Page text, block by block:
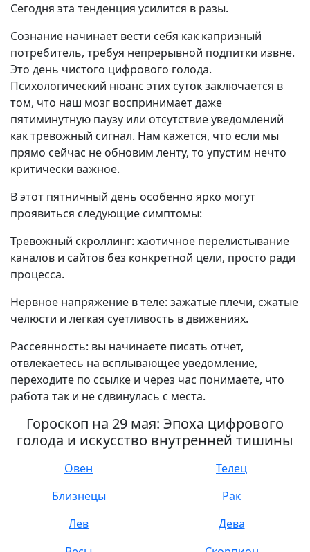
Сегодня эта тенденция усилится в разы.
Сознание начинает вести себя как капризный
потребитель, требуя непрерывной подпитки извне.
Это день чистого цифрового голода.
Психологический нюанс этих суток заключается в
том, что наш мозг воспринимает даже
пятиминутную паузу или отсутствие уведомлений
как тревожный сигнал. Нам кажется, что если мы
прямо сейчас не обновим ленту, то упустим нечто
критически важное.
В этот пятничный день особенно ярко могут
проявиться следующие симптомы:
Тревожный скроллинг: хаотичное перелистывание
каналов и сайтов без конкретной цели, просто ради
процесса.
Нервное напряжение в теле: зажатые плечи, сжатые
челюсти и легкая суетливость в движениях.
Рассеянность: вы начинаете писать отчет,
отвлекаетесь на всплывающее уведомление,
переходите по ссылке и через час понимаете, что
работа так и не сдвинулась с места.
Гороскоп на 29 мая: Эпоха цифрового
голода и искусство внутренней тишины
Овен
Телец
Близнецы
Рак
Лев
Дева